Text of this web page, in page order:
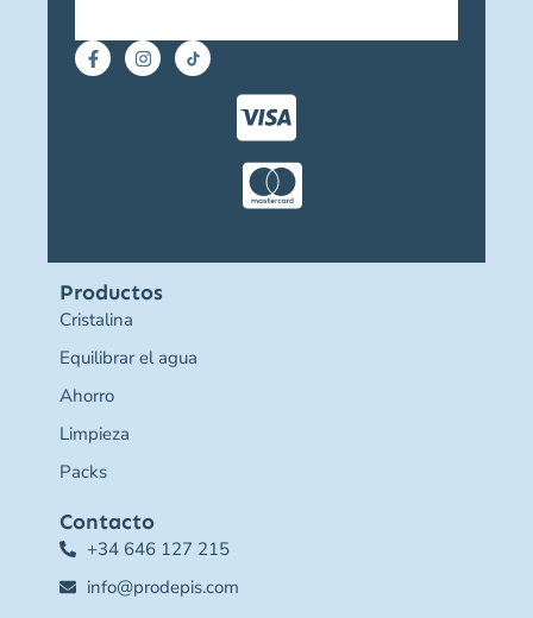
Productos
Cristalina
Equilibrar el agua
Ahorro
Limpieza
Packs
Contacto
+34 646 127 215
info@prodepis.com